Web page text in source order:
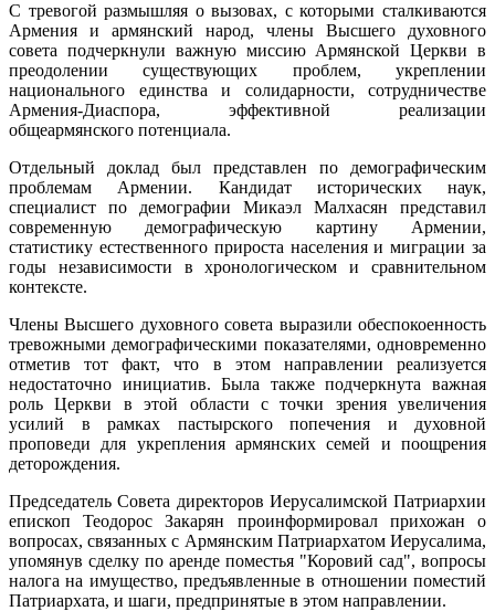
С тревогой размышляя о вызовах, с которыми сталкиваются
Армения и армянский народ, члены Высшего духовного
совета подчеркнули важную миссию Армянской Церкви в
преодолении существующих проблем, укреплении
национального единства и солидарности, сотрудничестве
Армения-Диаспора, эффективной реализации
общеармянского потенциала.
Отдельный доклад был представлен по демографическим
проблемам Армении. Кандидат исторических наук,
специалист по демографии Микаэл Малхасян представил
современную демографическую картину Армении,
статистику естественного прироста населения и миграции за
годы независимости в хронологическом и сравнительном
контексте.
Члены Высшего духовного совета выразили обеспокоенность
тревожными демографическими показателями, одновременно
отметив тот факт, что в этом направлении реализуется
недостаточно инициатив. Была также подчеркнута важная
роль Церкви в этой области с точки зрения увеличения
усилий в рамках пастырского попечения и духовной
проповеди для укрепления армянских семей и поощрения
деторождения.
Председатель Совета директоров Иерусалимской Патриархии
епископ Теодорос Закарян проинформировал прихожан о
вопросах, связанных с Армянским Патриархатом Иерусалима,
упомянув сделку по аренде поместья "Коровий сад", вопросы
налога на имущество, предъявленные в отношении поместий
Патриархата, и шаги, предпринятые в этом направлении.